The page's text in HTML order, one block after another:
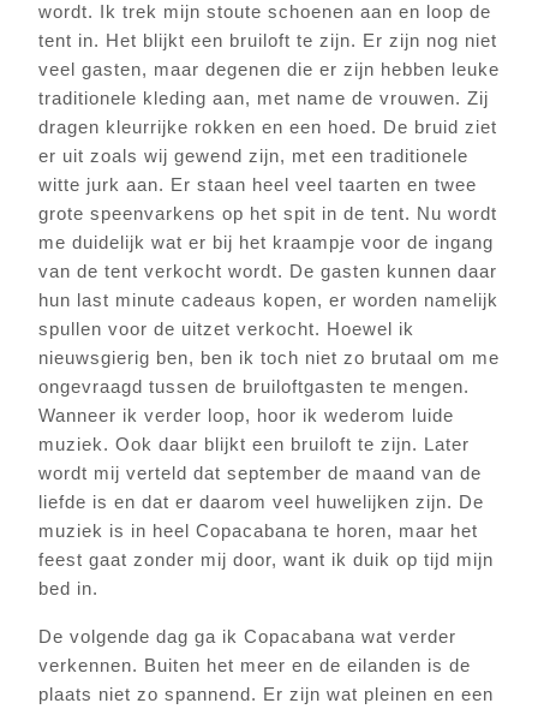
wordt. Ik trek mijn stoute schoenen aan en loop de
tent in. Het blijkt een bruiloft te zijn. Er zijn nog niet
veel gasten, maar degenen die er zijn hebben leuke
traditionele kleding aan, met name de vrouwen. Zij
dragen kleurrijke rokken en een hoed. De bruid ziet
er uit zoals wij gewend zijn, met een traditionele
witte jurk aan. Er staan heel veel taarten en twee
grote speenvarkens op het spit in de tent. Nu wordt
me duidelijk wat er bij het kraampje voor de ingang
van de tent verkocht wordt. De gasten kunnen daar
hun last minute cadeaus kopen, er worden namelijk
spullen voor de uitzet verkocht. Hoewel ik
nieuwsgierig ben, ben ik toch niet zo brutaal om me
ongevraagd tussen de bruiloftgasten te mengen.
Wanneer ik verder loop, hoor ik wederom luide
muziek. Ook daar blijkt een bruiloft te zijn. Later
wordt mij verteld dat september de maand van de
liefde is en dat er daarom veel huwelijken zijn. De
muziek is in heel Copacabana te horen, maar het
feest gaat zonder mij door, want ik duik op tijd mijn
bed in.
De volgende dag ga ik Copacabana wat verder
verkennen. Buiten het meer en de eilanden is de
plaats niet zo spannend. Er zijn wat pleinen en een